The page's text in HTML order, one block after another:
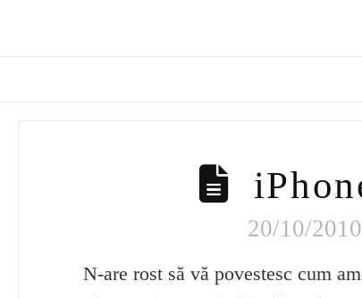
20/10/2010
N-are rost să vă povestesc cum